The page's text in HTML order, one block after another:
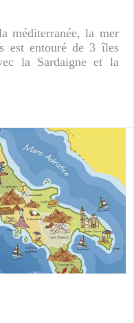
méditerranée, la mer
est entouré de 3 îles
la Sardaigne et la